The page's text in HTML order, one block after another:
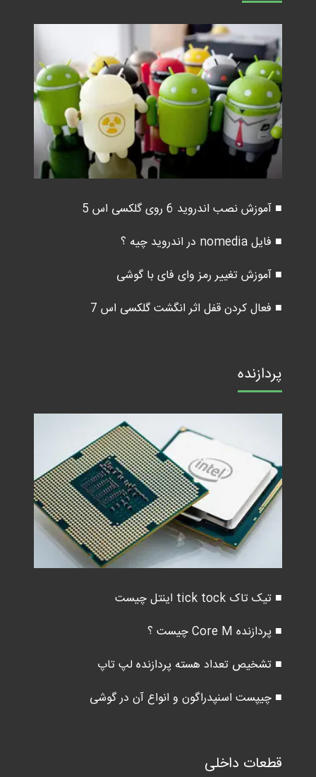
■ آموزش نصب اندروید 6 روی گلکسی اس 5
■ فایل nomedia در اندروید چیه ؟
■ آموزش تغییر رمز وای فای با گوشی
■ فعال کردن قفل اثر انگشت گلکسی اس 7
پردازنده
■ تیک تاک tick tock اینتل چیست
■ پردازنده Core M چیست ؟
■ تشخیص تعداد هسته پردازنده لپ تاپ
■ چیپست اسنپدراگون و انواع آن در گوشی
قطعات داخلی